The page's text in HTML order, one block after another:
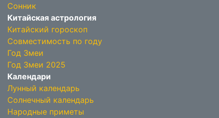
Сонник
Китайская астрология
Китайский гороскоп
Совместимость по году
Год Змеи
Год Змеи 2025
Календари
Лунный календарь
Солнечный календарь
Народные приметы